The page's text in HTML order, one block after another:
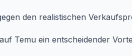
den realistischen
Temu ein entscheidender